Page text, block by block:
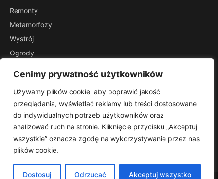
Cenimy prywatność użytkowników
Używamy plików cookie, aby poprawić jakość
przeglądania, wyświetlać reklamy lub treści dostosowane
do indywidualnych potrzeb użytkowników oraz
analizować ruch na stronie. Kliknięcie przycisku „Akceptuj
wszystkie” oznacza zgodę na wykorzystywanie przez nas
plików cookie.
Dostosuj Odrzucać Akceptuj wszystko
Remonty
Metamorfozy
Wystrój
Ogrody
INFORMACJE
Kontakt
Mapa witryny
Polityka prywatności
RSS